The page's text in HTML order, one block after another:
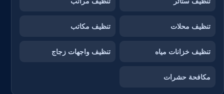
تنظيف محلات تنظيف مكاتب
تنظيف خزانات مياه تنظيف واجهات زجاج
مكافحة حشرات